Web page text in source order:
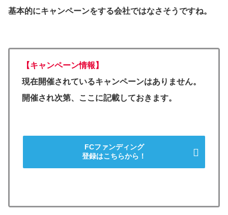
基本的にキャンペーンをする会社ではなさそうですね。
【キャンペーン情報】
現在開催されているキャンペーンはありません。
開催され次第、ここに記載しておきます。
FCファンディング
登録はこちらから！